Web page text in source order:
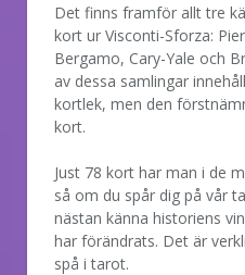
Det finns framför allt tre
kort ur Visconti-Sforza:
Bergamo, Cary-Yale och
av dessa samlingar
kortlek, men den
kort.
Just 78 kort har man i de
så om du spår dig på vår
nästan känna historiens
har förändrats. Det är
spå i tarot.